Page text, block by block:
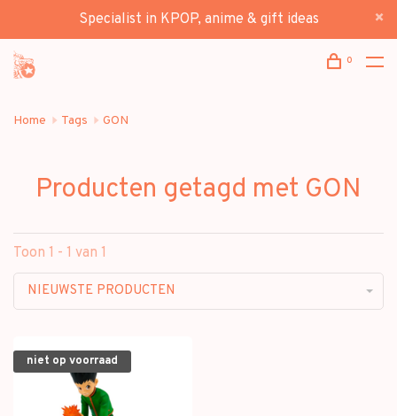
Specialist in KPOP, anime & gift ideas
0
Home Tags GON
Producten getagd met GON
Toon 1 - 1 van 1
NIEUWSTE PRODUCTEN
niet op voorraad